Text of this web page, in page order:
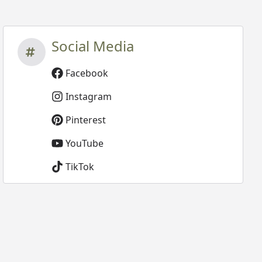
Social Media
Facebook
Instagram
Pinterest
YouTube
TikTok